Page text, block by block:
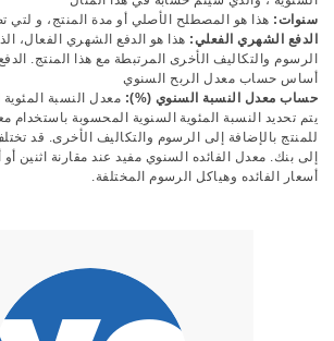
سنوات: هذا هو المصطلح الأصلي أو مدة المنتج، و لتي
الدفع الشهري الفعلي: هذا هو الدفع الشهري الفعال،
الرسوم والتكاليف الأخرى المرتبطة مع هذا المنتج.
أساس حساب معدل الربح السنوي
حساب معدل النسبة السنوي (%): معدل النسبة
يتم تحديد النسبة المئوية السنوية المحسوبة باستخدام
للمنتج بالإضافة إلى الرسوم والتكاليف الأخرى. قد
إلى بنك. معدل الفائده السنوي مفيد عند مقارنة اثنين
أسعار الفائده وهياكل الرسوم المختلفة.